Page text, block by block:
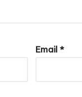
Email *